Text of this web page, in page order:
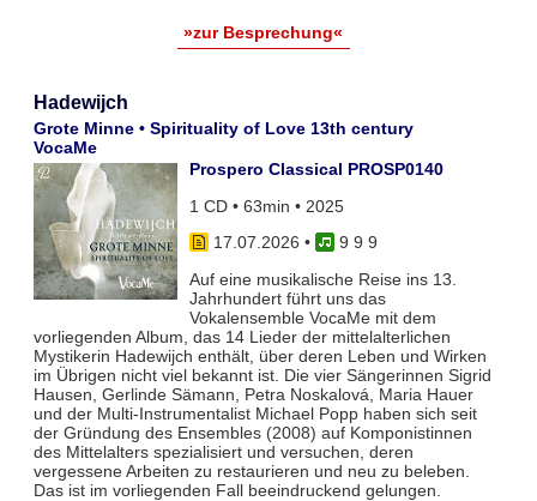
»zur Besprechung«
Hadewijch
Grote Minne • Spirituality of Love 13th century
VocaMe
Prospero Classical PROSP0140
1 CD • 63min • 2025
17.07.2026 •
9 9 9
Auf eine musikalische Reise ins 13.
Jahrhundert führt uns das
Vokalensemble VocaMe mit dem
vorliegenden Album, das 14 Lieder der mittelalterlichen
Mystikerin Hadewijch enthält, über deren Leben und Wirken
im Übrigen nicht viel bekannt ist. Die vier Sängerinnen Sigrid
Hausen, Gerlinde Sämann, Petra Noskalová, Maria Hauer
und der Multi-Instrumentalist Michael Popp haben sich seit
der Gründung des Ensembles (2008) auf Komponistinnen
des Mittelalters spezialisiert und versuchen, deren
vergessene Arbeiten zu restaurieren und neu zu beleben.
Das ist im vorliegenden Fall beeindruckend gelungen.